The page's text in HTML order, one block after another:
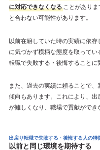
に対応できなくなることがあり
と合わない可能性があります。
以前在籍していた時の実績に依
に気づかず横柄な態度を取って
転職で失敗する・後悔することに
また、過去の実績に頼ることで
傾向もあります。これにより、
が難しくなり、職場で貢献ができ
出戻り転職で失敗する・後悔する人の特
以前と同じ環境を期待する